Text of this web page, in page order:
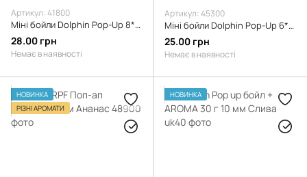
Артикул: 41800
Міні бойли Dolphin Pop-Up 8*14 мм Krill Mussel
28.00 грн
Немає в наявності
Артикул: 45300
Міні бойли Dolphin Pop-Up 6*10 мм Ваніль-кальмар
25.00 грн
Немає в наявності
НОВИНКА
РІЗНІ АРОМАТИ
НОВИНКА